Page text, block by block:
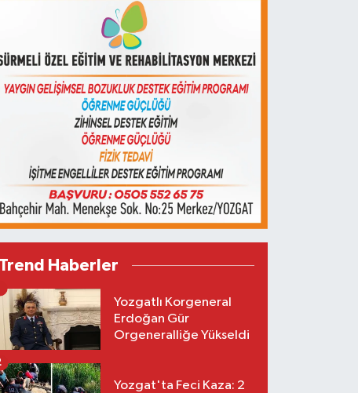
Trend Haberler
Yozgatlı Korgeneral
Erdoğan Gür
Orgeneralliğe Yükseldi
Yozgat'ta Feci Kaza: 2